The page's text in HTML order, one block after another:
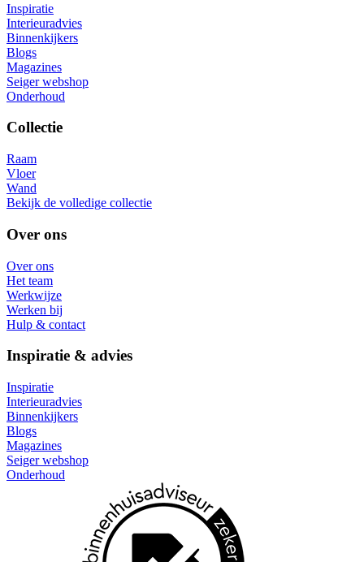
Inspiratie
Interieuradvies
Binnenkijkers
Blogs
Magazines
Seiger webshop
Onderhoud
Collectie
Raam
Vloer
Wand
Bekijk de volledige collectie
Over ons
Over ons
Het team
Werkwijze
Werken bij
Hulp & contact
Inspiratie & advies
Inspiratie
Interieuradvies
Binnenkijkers
Blogs
Magazines
Seiger webshop
Onderhoud